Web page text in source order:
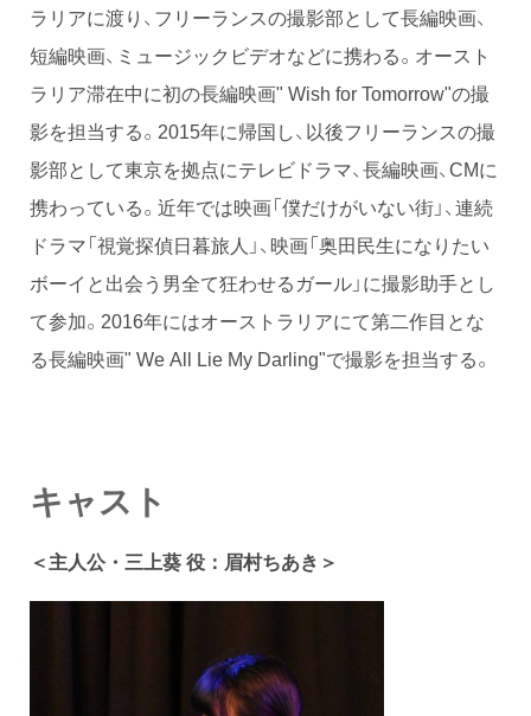
ラリアに渡り、フリーランスの撮影部として長編映画、
短編映画、ミュージックビデオなどに携わる。オースト
ラリア滞在中に初の長編映画" Wish for Tomorrow"の撮
影を担当する。2015年に帰国し、以後フリーランスの撮
影部として東京を拠点にテレビドラマ、長編映画、CMに
携わっている。近年では映画「僕だけがいない街」、連続
ドラマ「視覚探偵日暮旅人」、映画「奥田民生になりたい
ボーイと出会う男全て狂わせるガール」に撮影助手とし
て参加。2016年にはオーストラリアにて第二作目とな
る長編映画" We All Lie My Darling"で撮影を担当する。
キャスト
＜主人公・三上葵 役：眉村ちあき＞